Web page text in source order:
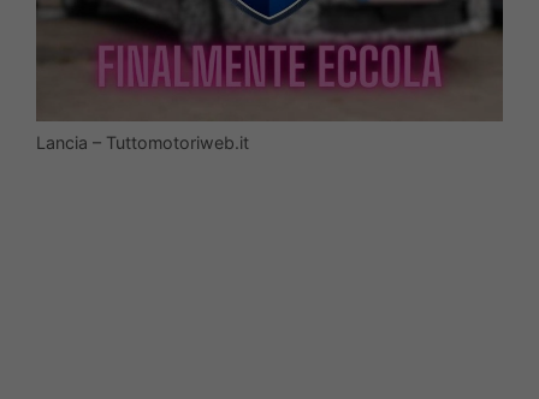
Lancia – Tuttomotoriweb.it